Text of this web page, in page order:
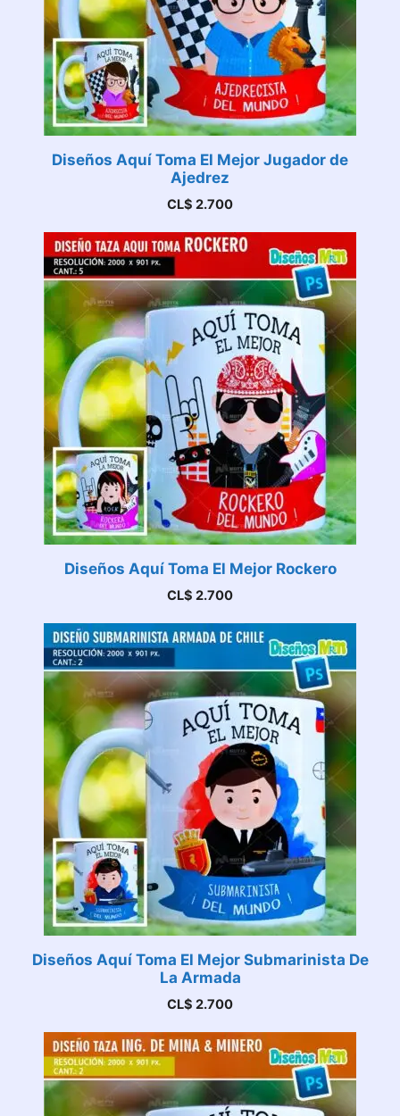
Diseños Aquí Toma El Mejor Jugador de
Ajedrez
CL$ 2.700
Diseños Aquí Toma El Mejor Rockero
CL$ 2.700
Diseños Aquí Toma El Mejor Submarinista De
La Armada
CL$ 2.700